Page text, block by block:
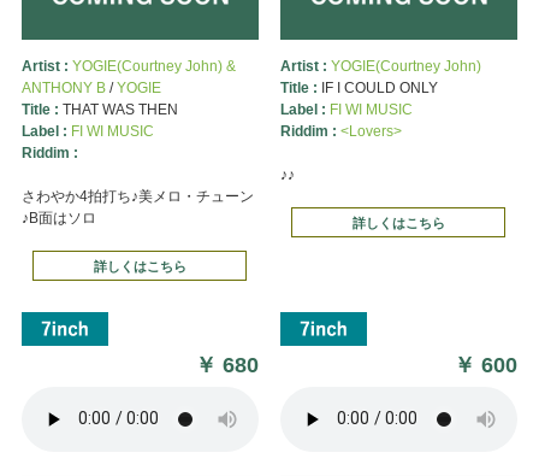
Artist : YOGIE(Courtney John) &
ANTHONY B/YOGIE
Title : THAT WAS THEN
Label : FI WI MUSIC
Riddim :
さわやか4拍打ち♪美メロ・チューン
♪B面はソロ
詳しくはこちら
￥680
Artist : YOGIE(Courtney John)
Title : IF I COULD ONLY
Label : FI WI MUSIC
Riddim : <Lovers>
♪♪
詳しくはこちら
￥600